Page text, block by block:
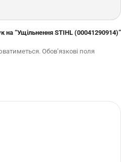
на “Ущільнення STIHL (00041290914)”
Обов’язкові поля